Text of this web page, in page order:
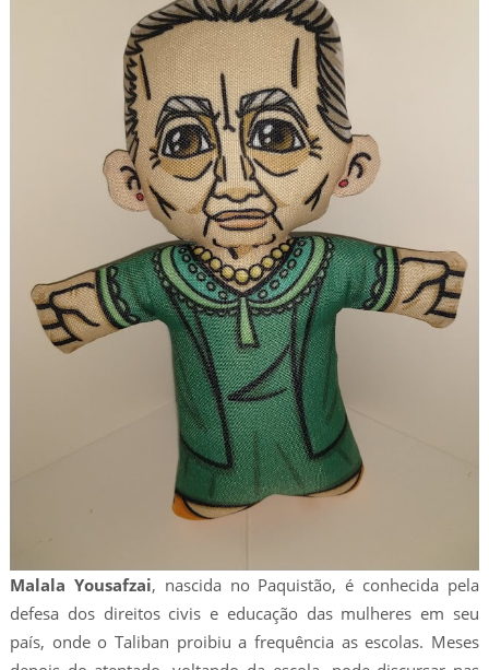
Malala Yousafzai, nascida no Paquistão, é conhecida pela
defesa dos direitos civis e educação das mulheres em seu
país, onde o Taliban proibiu a frequência as escolas. Meses